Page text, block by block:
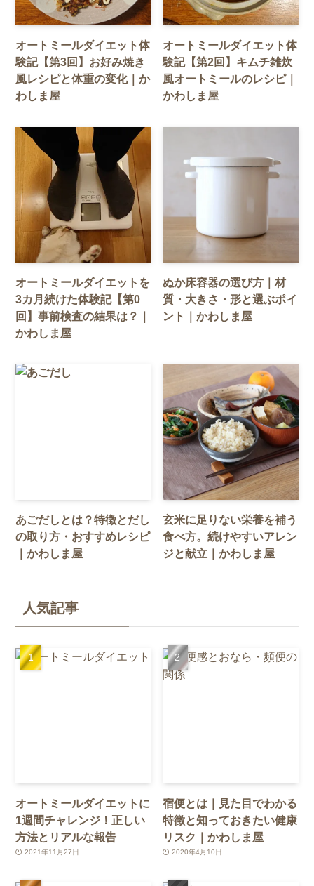
オートミールダイエット体
験記【第3回】お好み焼き
風レシピと体重の変化｜か
わしま屋
オートミールダイエット体
験記【第2回】キムチ雑炊
風オートミールのレシピ｜
かわしま屋
オートミールダイエットを
3カ月続けた体験記【第0
回】事前検査の結果は？｜
かわしま屋
ぬか床容器の選び方｜材
質・大きさ・形と選ぶポイ
ント｜かわしま屋
あごだしとは？特徴とだし
の取り方・おすすめレシピ
｜かわしま屋
玄米に足りない栄養を補う
食べ方。続けやすいアレン
ジと献立｜かわしま屋
人気記事
オートミールダイエットに
1週間チャレンジ！正しい
方法とリアルな報告
2021年11月27日
宿便とは｜見た目でわかる
特徴と知っておきたい健康
リスク｜かわしま屋
2020年4月10日